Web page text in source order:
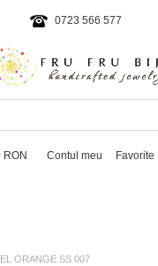
0723 566 577
RON Contul meu Favorite
ORANGE SS 007